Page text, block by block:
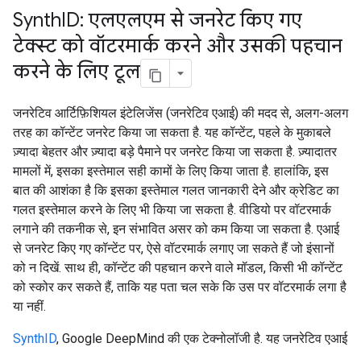
SynthID: एलएलएम से जनरेट किए गए
टेक्स्ट को वॉटरमार्क करने और उसकी पहचान
करने के लिए टूल
जनरेटिव आर्टिफ़िशियल इंटेलिजेंस (जनरेटिव एआई) की मदद से, अलग-अलग
तरह का कॉन्टेंट जनरेट किया जा सकता है. यह कॉन्टेंट, पहले के मुकाबले
ज़्यादा बेहतर और ज़्यादा बड़े पैमाने पर जनरेट किया जा सकता है. ज़्यादातर
मामलों में, इसका इस्तेमाल सही कामों के लिए किया जाता है. हालांकि, इस
बात की आशंका है कि इसका इस्तेमाल गलत जानकारी देने और क्रेडिट का
गलत इस्तेमाल करने के लिए भी किया जा सकता है. वीडियो पर वॉटरमार्क
लगाने की तकनीक से, इन संभावित असर को कम किया जा सकता है. एआई
से जनरेट किए गए कॉन्टेंट पर, ऐसे वॉटरमार्क लगाए जा सकते हैं जो इंसानों
को न दिखें. साथ ही, कॉन्टेंट की पहचान करने वाले मॉडल, किसी भी कॉन्टेंट
को स्कोर कर सकते हैं, ताकि यह पता चल सके कि उस पर वॉटरमार्क लगा है
या नहीं.
SynthID, Google DeepMind की एक टेक्नोलॉजी है. यह जनरेटिव एआई